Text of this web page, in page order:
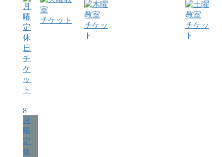
チ
ケ
ッ
ト
チケット
チケッ
ト
チケッ
ト
8
月
曜
定
休